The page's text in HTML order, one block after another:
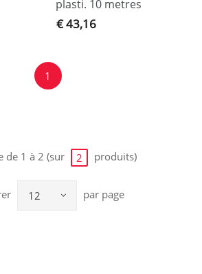
plasti. 10 metres
€ 43,16
1
de 1 à 2 (sur 2 produits)
12 par page